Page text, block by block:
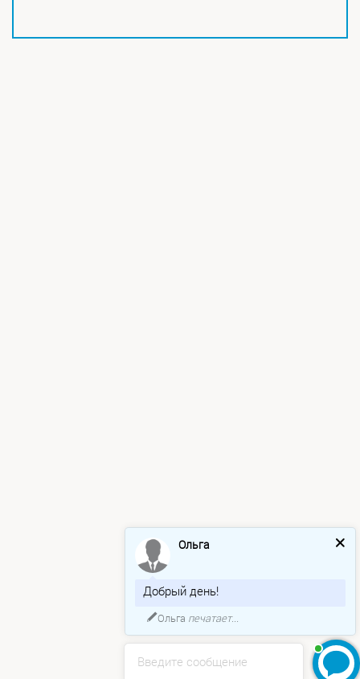
Введите сообщение
Ольга
Добрый день!
Ольга печатает...